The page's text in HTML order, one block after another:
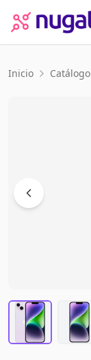
Inicio Catálogo